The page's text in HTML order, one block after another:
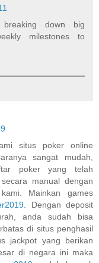
down big
milestones to
situs poker online
sangat mudah,
poker yang telah
manual dengan
Mainkan games
. Dengan deposit
anda sudah bisa
di situs penghasil
jackpot yang berikan
di negara ini maka